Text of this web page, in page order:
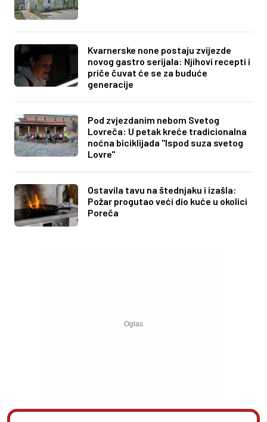
Kvarnerske none postaju zvijezde
novog gastro serijala: Njihovi recepti i
priče čuvat će se za buduće
generacije
Pod zvjezdanim nebom Svetog
Lovreča: U petak kreće tradicionalna
noćna biciklijada "Ispod suza svetog
Lovre"
Ostavila tavu na štednjaku i izašla:
Požar progutao veći dio kuće u okolici
Poreča